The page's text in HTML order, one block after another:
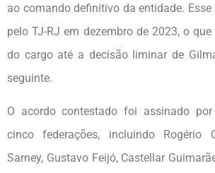
ao comando definitivo da entidade.
pelo TJ-RJ em dezembro de 2023, o
do cargo até a decisão liminar de
seguinte.
O acordo contestado foi assinado por
cinco federações, incluindo Rogério
Sarney, Gustavo Feijó, Castellar